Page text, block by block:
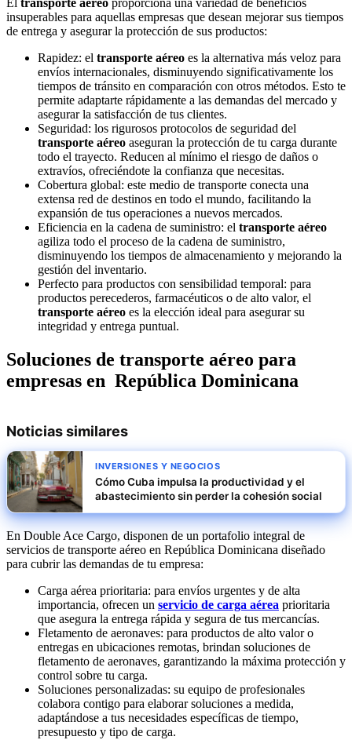
El transporte aéreo proporciona una variedad de beneficios
insuperables para aquellas empresas que desean mejorar sus tiempos
de entrega y asegurar la protección de sus productos:
Rapidez: el transporte aéreo es la alternativa más veloz para
envíos internacionales, disminuyendo significativamente los
tiempos de tránsito en comparación con otros métodos. Esto te
permite adaptarte rápidamente a las demandas del mercado y
asegurar la satisfacción de tus clientes.
Seguridad: los rigurosos protocolos de seguridad del
transporte aéreo aseguran la protección de tu carga durante
todo el trayecto. Reducen al mínimo el riesgo de daños o
extravíos, ofreciéndote la confianza que necesitas.
Cobertura global: este medio de transporte conecta una
extensa red de destinos en todo el mundo, facilitando la
expansión de tus operaciones a nuevos mercados.
Eficiencia en la cadena de suministro: el transporte aéreo
agiliza todo el proceso de la cadena de suministro,
disminuyendo los tiempos de almacenamiento y mejorando la
gestión del inventario.
Perfecto para productos con sensibilidad temporal: para
productos perecederos, farmacéuticos o de alto valor, el
transporte aéreo es la elección ideal para asegurar su
integridad y entrega puntual.
Soluciones de transporte aéreo para
empresas en República Dominicana
Noticias similares
INVERSIONES Y NEGOCIOS
Cómo Cuba impulsa la productividad y el
abastecimiento sin perder la cohesión social
En Double Ace Cargo, disponen de un portafolio integral de
servicios de transporte aéreo en República Dominicana diseñado
para cubrir las demandas de tu empresa:
Carga aérea prioritaria: para envíos urgentes y de alta
importancia, ofrecen un servicio de carga aérea prioritaria
que asegura la entrega rápida y segura de tus mercancías.
Fletamento de aeronaves: para productos de alto valor o
entregas en ubicaciones remotas, brindan soluciones de
fletamento de aeronaves, garantizando la máxima protección y
control sobre tu carga.
Soluciones personalizadas: su equipo de profesionales
colabora contigo para elaborar soluciones a medida,
adaptándose a tus necesidades específicas de tiempo,
presupuesto y tipo de carga.